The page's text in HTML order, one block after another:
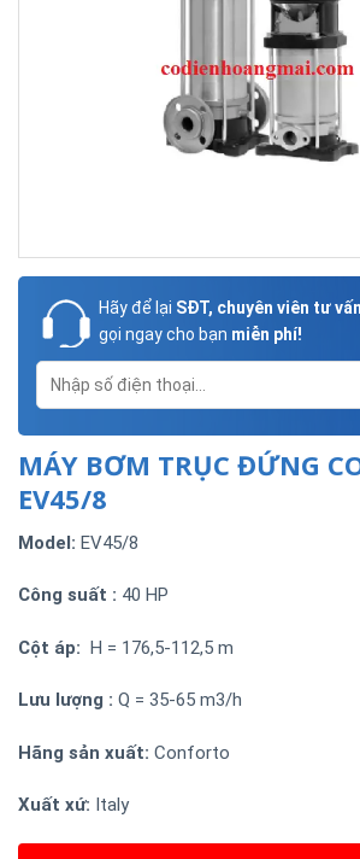
Hãy để lại SĐT, chuyên viên tư vấn
gọi ngay cho bạn miễn phí!
MÁY BƠM TRỤC ĐỨNG
EV45/8
Model: EV45/8
Công suất : 40 HP
Cột áp: H = 176,5-112,5 m
Lưu lượng : Q = 35-65 m3/h
Hãng sản xuất: Conforto
Xuất xứ: Italy